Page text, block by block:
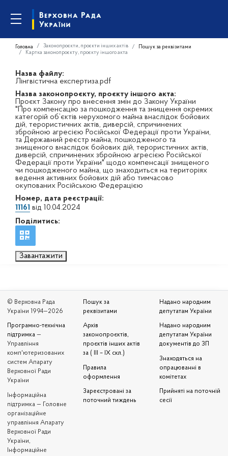
Головна Законопроєкти, проєкти інших актів
Пошук за реквізитами
Картка законопроєкту, проєкту іншого акта
Назва файлу:
Лінгвістична експертиза.pdf
Назва законопроєкту, проєкту іншого акта:
Проєкт Закону про внесення змін до Закону України
"Про компенсацію за пошкодження та знищення окремих
категорій об’єктів нерухомого майна внаслідок бойових
дій, терористичних актів, диверсій, спричинених
збройною агресією Російської Федерації проти України,
та Державний реєстр майна, пошкодженого та
знищеного внаслідок бойових дій, терористичних актів,
диверсій, спричинених збройною агресією Російської
Федерації проти України" щодо компенсації знищеного
чи пошкодженого майна, що знаходиться на територіях
ведення активних бойових дій або тимчасово
окупованих Російською Федерацією
Номер, дата реєстрації:
11161 від 10.04.2024
Поділитись:
Завантажити
© Верховна Рада
України 1994—2026
Програмно-технічна
підтримка —
Управління
комп'ютеризованих
систем Апарату
Верховної Ради
України
Iнформаційна
підтримка — Головне
організаційне
управління Апарату
Верховної Ради
України,
Інформаційне
Пошук за
реквізитами
Архів
законопроєктів,
проєктів інших актів
за ( III – IX скл.)
Правила
оформлення
Зареєстровані за
поточний тиждень
Надано народним
депутатам України
Надано народним
депутатам України
документів до ЗП
Знаходяться на
опрацюванні в
комітетах
Прийняті на поточній
сесії